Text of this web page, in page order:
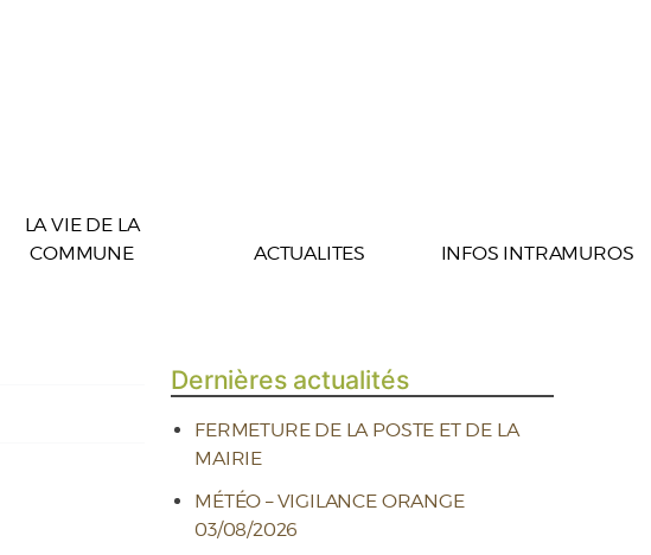
LA VIE DE LA
COMMUNE
ACTUALITES INFOS INTRAMUROS
Dernières actualités
FERMETURE DE LA POSTE ET DE LA
MAIRIE
MÉTÉO – VIGILANCE ORANGE
03/08/2026